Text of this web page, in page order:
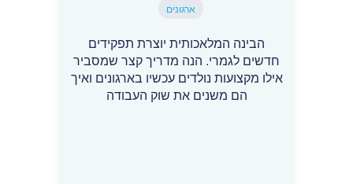
ארגונים
הבינה המלאכותית יוצרת תפקידים
חדשים לגמרי. הנה מדריך קצר שמסביר
אילו מקצועות נולדים עכשיו בארגונים ואיך
הם משנים את שוק העבודה